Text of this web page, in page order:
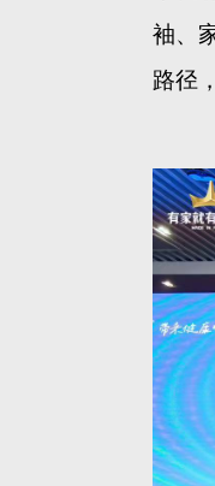
袖、
路径